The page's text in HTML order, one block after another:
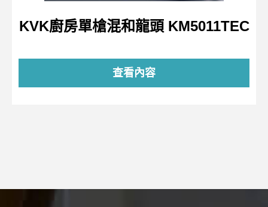
KVK廚房單槍混和龍頭 KM5011TEC
查看內容